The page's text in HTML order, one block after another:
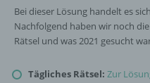
Bei dieser Lösung handelt es
Nachfolgend haben wir noch
Rätsel und was 2021 gesucht
Tägliches Rätsel: Zur